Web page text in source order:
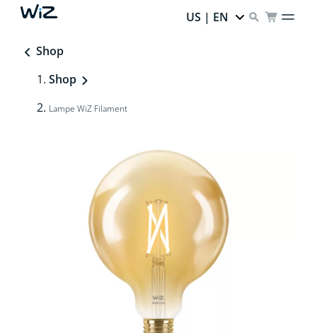
US | EN
Shop
Shop
Lampe WiZ Filament